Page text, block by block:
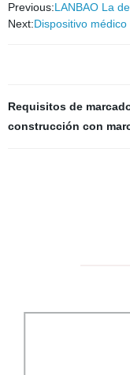
Previous:LANBAO La
Next:Dispositivo
Requisitos de
construcción con